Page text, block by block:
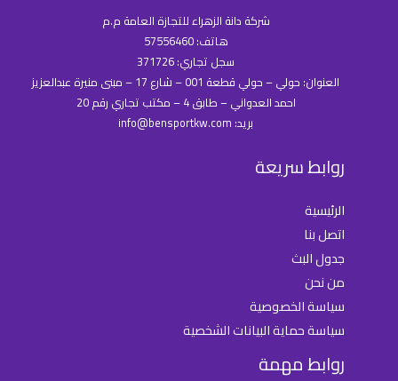
شركة دانة الزهراء للتجازة العامة م.م
هاتف: 57556460
سجل تجاري: 371726
العنوان: حولي – حولي قطعة 001 – شارع 17 – مبنى منيرة عبدالعزيز
احمد العدواني – طابق 4 – مكتب تجاري رقم 20
بريد: info@bensportkw.com
روابط سريعة
الرئيسية
اتصل بنا
جدول البث
من نحن
سياسة الخصوصية
سياسة حماية البيانات الشخصية
روابط مهمة